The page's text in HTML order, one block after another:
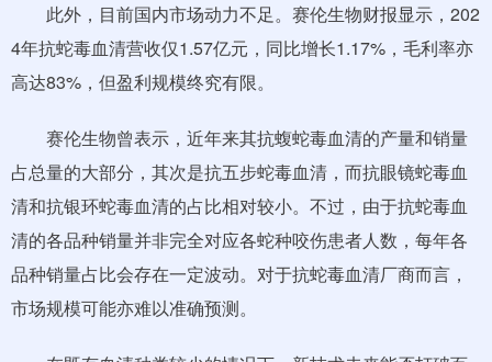
此外，目前国内市场动力不足。赛伦生物财报显示，202
4年抗蛇毒血清营收仅1.57亿元，同比增长1.17%，毛利率亦
高达83%，但盈利规模终究有限。
赛伦生物曾表示，近年来其抗蝮蛇毒血清的产量和销量
占总量的大部分，其次是抗五步蛇毒血清，而抗眼镜蛇毒血
清和抗银环蛇毒血清的占比相对较小。不过，由于抗蛇毒血
清的各品种销量并非完全对应各蛇种咬伤患者人数，每年各
品种销量占比会存在一定波动。对于抗蛇毒血清厂商而言，
市场规模可能亦难以准确预测。